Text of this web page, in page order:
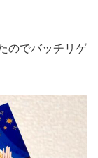
のでバッチリゲ